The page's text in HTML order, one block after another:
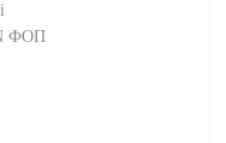
ФОП